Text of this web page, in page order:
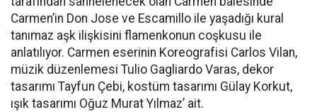
Carmen’in Don Jose ve Escamillo ile yaşadığı kural
tanımaz aşk ilişkisini flamenkonun coşkusu ile
anlatılıyor. Carmen eserinin Koreografisi Carlos Vilan,
müzik düzenlemesi Tulio Gagliardo Varas, dekor
tasarımı Tayfun Çebi, kostüm tasarımı Gülay Korkut,
ışık tasarımı Oğuz Murat Yılmaz’ ait.